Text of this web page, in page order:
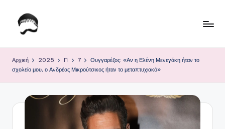
Μετάβαση
ο
Κ
Αρχική 2025 Π 7
Ουγγαρέζος: «Αν η Ελένη Μενεγάκη ήταν το
σχολείο μου, ο Ανδρέας Μικρούτσικος ήταν το μεταπτυχιακό»